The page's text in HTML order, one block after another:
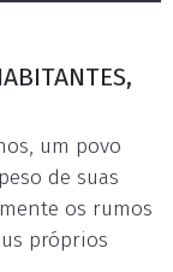
um povo
de suas
os rumos
próprios